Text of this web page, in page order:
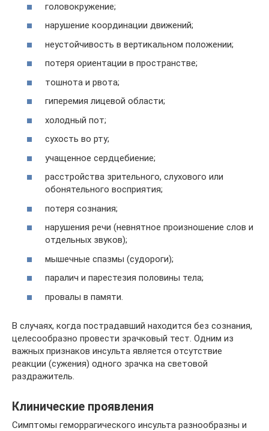
головокружение;
нарушение координации движений;
неустойчивость в вертикальном положении;
потеря ориентации в пространстве;
тошнота и рвота;
гиперемия лицевой области;
холодный пот;
сухость во рту;
учащенное сердцебиение;
расстройства зрительного, слухового или
обонятельного восприятия;
потеря сознания;
нарушения речи (невнятное произношение слов и
отдельных звуков);
мышечные спазмы (судороги);
паралич и парестезия половины тела;
провалы в памяти.
В случаях, когда пострадавший находится без сознания,
целесообразно провести зрачковый тест. Одним из
важных признаков инсульта является отсутствие
реакции (сужения) одного зрачка на световой
раздражитель.
Клинические проявления
Симптомы геморрагического инсульта разнообразны и